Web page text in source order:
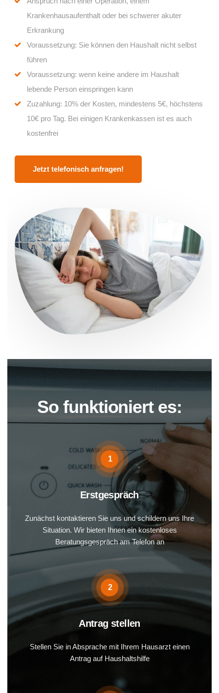
Krankenhausaufenthalt oder bei schwerer akuter
Erkrankung
Voraussetzung: Sie können den Haushalt nicht selbst
führen
Voraussetzung: wenn keine andere im Haushalt
lebende Person einspringen kann
Zuzahlung: 10% der Kosten, mindestens 5€, höchstens
10€ pro Tag. Bei einigen Krankenkassen ist es auch
kostenfrei
Jetzt telefonisch anfragen!
So funktioniert es:
1
Erstgespräch
Zunächst kontaktieren Sie uns und schildern uns Ihre
Situation. Wir bieten Ihnen ein kostenloses
Beratungsgespräch am Telefon an
2
Antrag stellen
Stellen Sie in Absprache mit Ihrem Hausarzt einen
Antrag auf Haushaltshilfe